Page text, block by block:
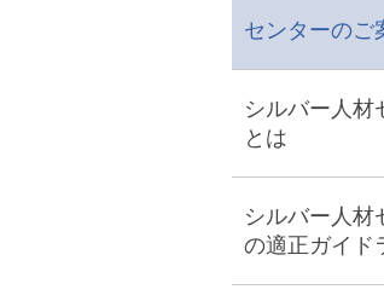
センターのご
シルバー人材
とは
シルバー人材
の適正ガイド